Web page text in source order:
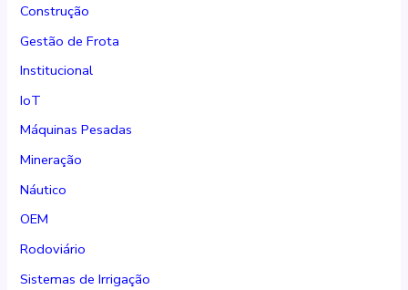
Construção
Gestão de Frota
Institucional
IoT
Máquinas Pesadas
Mineração
Náutico
OEM
Rodoviário
Sistemas de Irrigação